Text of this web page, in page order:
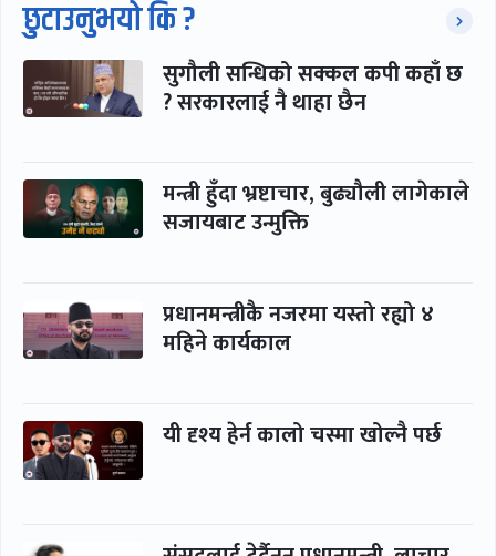
छुटाउनुभयो कि ?
सुगौली सन्धिको सक्कल कपी कहाँ छ
? सरकारलाई नै थाहा छैन
मन्त्री हुँदा भ्रष्टाचार, बुढ्यौली लागेकाले
सजायबाट उन्मुक्ति
प्रधानमन्त्रीकै नजरमा यस्तो रह्यो ४
महिने कार्यकाल
यी दृश्य हेर्न कालो चस्मा खोल्नै पर्छ